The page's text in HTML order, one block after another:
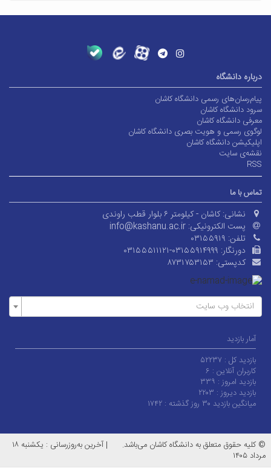
درباره دانشگاه
پیام‌رسان‌های رسمی دانشگاه کاشان
سرود دانشگاه کاشان
معرفی دانشگاه کاشان
لوگوی رسمی و هویت بصری دانشگاه کاشان
اپلیکیشن دانشگاه کاشان
نقشه‌ی سایت
RSS
تماس با ما
نشانی: کاشان - کیلومتر ۶ بلوار قطب راوندی
پست الکترونیکی: info@kashanu.ac.ir
تلفن: ۰۳۱۵۵۹۱۹
دورنگار: ۰۳۱۵۵۵۱۱۱۲۱-۰۳۱۵۵۹۱۴۹۹۹
کدپستی: ۸۷۳۱۷۵۳۱۵۳
انتخاب وب سایت
آمار بازدید
بازدید کل : ۵۲۲۳۷
کاربران آنلاین : ۶
بازدید امروز : ۳۳۹
بازدید دیروز : ۲۲۰۳
میانگین بازدید ۳۰ روز گذشته :
۱۷۴۲
© کلیه حقوق متعلق به دانشگاه کاشان می‌باشد. |
آخرین به‌روزرسانی : یکشنبه ۱۸
مرداد ۱۴۰۵